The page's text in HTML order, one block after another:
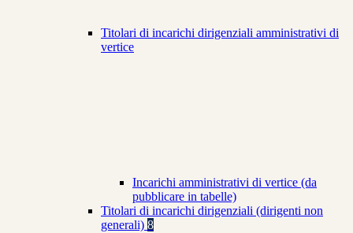
Titolari di incarichi dirigenziali amministrativi di
vertice
Incarichi amministrativi di vertice (da
pubblicare in tabelle)
Titolari di incarichi dirigenziali (dirigenti non
generali) 8